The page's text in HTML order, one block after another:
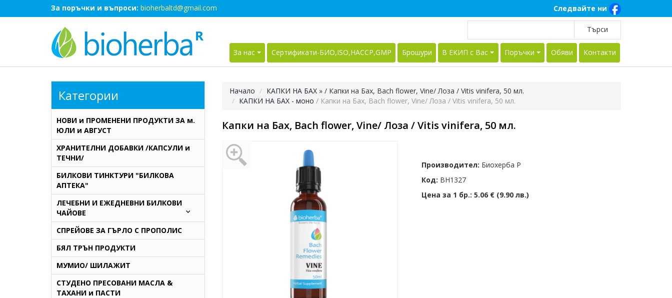
За поръчки и въпроси: bioherbaltd@gmail.com Следвайте ни
За нас Сертификати-БИО,ISO,HACCP,GMP Брошури В ЕКИП с Вас Поръчки Обяви Контакти
Начало КАПКИ НА БАХ » / Капки на Бах, Bach flower, Vine/ Лоза / Vitis vinifera, 50 мл.
КАПКИ НА БАХ - моно / Капки на Бах, Bach flower, Vine/ Лоза / Vitis vinifera, 50 мл.
Капки на Бах, Bach flower, Vine/ Лоза / Vitis vinifera, 50 мл.
Производител: Биохерба Р
Код: BH1327
Цена за 1 бр.: 5.06 € (9.90 лв.)
Категории
НОВИ и ПРОМЕНЕНИ ПРОДУКТИ ЗА м.
ЮЛИ и АВГУСТ
ХРАНИТЕЛНИ ДОБАВКИ /КАПСУЛИ и
ТЕЧНИ/
БИЛКОВИ ТИНКТУРИ "БИЛКОВА
АПТЕКА"
ЛЕЧЕБНИ И ЕЖЕДНЕВНИ БИЛКОВИ
ЧАЙОВЕ
СПРЕЙОВЕ ЗА ГЪРЛО С ПРОПОЛИС
БЯЛ ТРЪН ПРОДУКТИ
МУМИО/ ШИЛАЖИТ
СТУДЕНО ПРЕСОВАНИ МАСЛА &
ТАХАНИ и ПАСТИ